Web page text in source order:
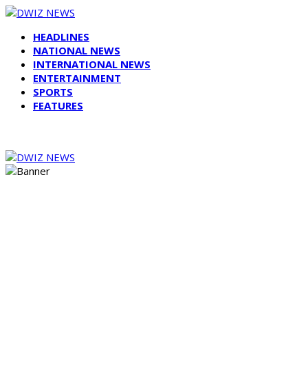
HEADLINES
NATIONAL NEWS
INTERNATIONAL NEWS
ENTERTAINMENT
SPORTS
FEATURES